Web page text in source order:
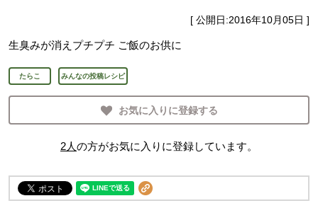
[ 公開日:2016年10月05日 ]
生臭みが消えプチプチ ご飯のお供に
たらこ みんなの投稿レシピ
お気に入りに登録する
2人の方がお気に入りに登録しています。